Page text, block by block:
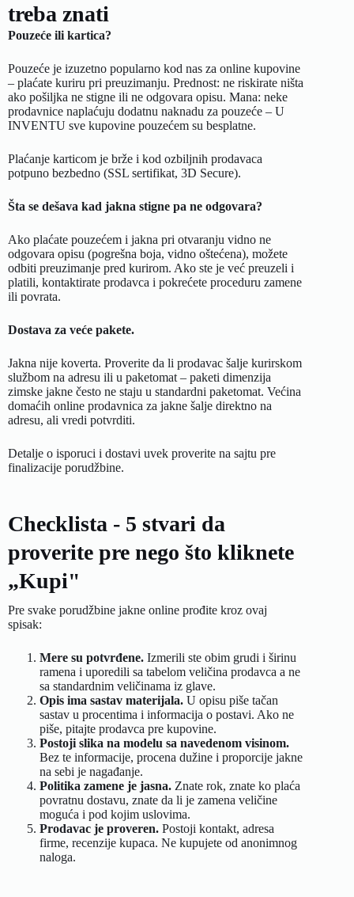
treba znati
Pouzeće ili kartica?
Pouzeće je izuzetno popularno kod nas za online kupovine
– plaćate kuriru pri preuzimanju. Prednost: ne riskirate ništa
ako pošiljka ne stigne ili ne odgovara opisu. Mana: neke
prodavnice naplaćuju dodatnu naknadu za pouzeće – U
INVENTU sve kupovine pouzećem su besplatne.
Plaćanje karticom je brže i kod ozbiljnih prodavaca
potpuno bezbedno (SSL sertifikat, 3D Secure).
Šta se dešava kad jakna stigne pa ne odgovara?
Ako plaćate pouzećem i jakna pri otvaranju vidno ne
odgovara opisu (pogrešna boja, vidno oštećena), možete
odbiti preuzimanje pred kurirom. Ako ste je već preuzeli i
platili, kontaktirate prodavca i pokrećete proceduru zamene
ili povrata.
Dostava za veće pakete.
Jakna nije koverta. Proverite da li prodavac šalje kurirskom
službom na adresu ili u paketomat – paketi dimenzija
zimske jakne često ne staju u standardni paketomat. Većina
domaćih online prodavnica za jakne šalje direktno na
adresu, ali vredi potvrditi.
Detalje o isporuci i dostavi uvek proverite na sajtu pre
finalizacije porudžbine.
Checklista - 5 stvari da
proverite pre nego što kliknete
„Kupi"
Pre svake porudžbine jakne online prođite kroz ovaj
spisak:
Mere su potvrđene. Izmerili ste obim grudi i širinu
ramena i uporedili sa tabelom veličina prodavca a ne
sa standardnim veličinama iz glave.
Opis ima sastav materijala. U opisu piše tačan
sastav u procentima i informacija o postavi. Ako ne
piše, pitajte prodavca pre kupovine.
Postoji slika na modelu sa navedenom visinom.
Bez te informacije, procena dužine i proporcije jakne
na sebi je nagađanje.
Politika zamene je jasna. Znate rok, znate ko plaća
povratnu dostavu, znate da li je zamena veličine
moguća i pod kojim uslovima.
Prodavac je proveren. Postoji kontakt, adresa
firme, recenzije kupaca. Ne kupujete od anonimnog
naloga.